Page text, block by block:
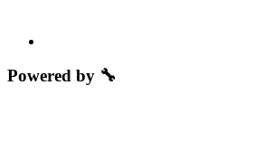
Powered by 🔧